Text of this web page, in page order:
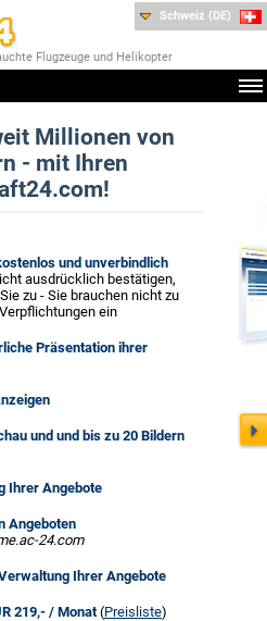
Flugzeuge und Helikopter
Schweiz (DE)
Millionen von
- mit Ihren
und unverbindlich
ausdrücklich bestätigen,
zu - Sie brauchen nicht zu
ein
Präsentation ihrer
und und bis zu 20 Bildern
Ihrer Angebote
Angeboten
24.com
Ihrer Angebote
219,- / Monat (Preisliste)